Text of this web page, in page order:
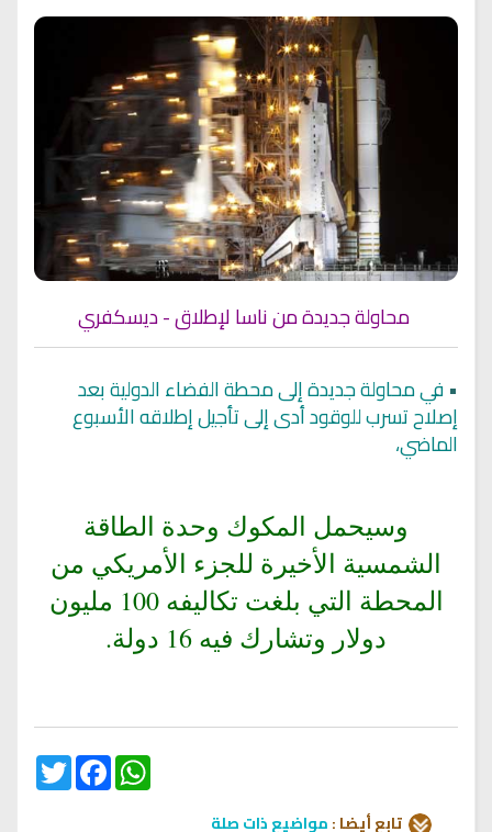
محاولة جديدة من ناسا لإطلاق - ديسكفري
•في محاولة جديدة إلى محطة الفضاء الدولية بعد
إصلاح تسرب للوقود أدى إلى تأجيل إطلاقه الأسبوع
الماضي،
وسيحمل المكوك وحدة الطاقة
الشمسية الأخيرة للجزء الأمريكي من
المحطة التي بلغت تكاليفه 100 مليون
دولار وتشارك فيه 16 دولة.
Twitter
FacebookWhatsApp
تابع أيضا :مواضيع ذات صلة